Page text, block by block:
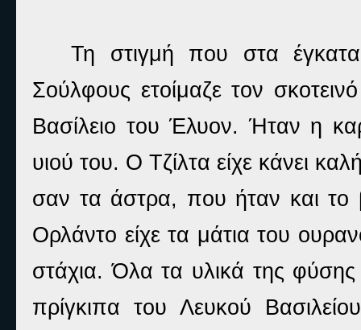
Τη στιγμή που στα
Σούλφους ετοίμαζε τον
Βασίλειο του Έλυον. Ήταν η
υιού του. Ο Τζίλτα είχε κάνει
σαν τα άστρα, που ήταν και το
Ορλάντο είχε τα μάτια του
στάχια. Όλα τα υλικά της φύσης
πρίγκιπα του Λευκού